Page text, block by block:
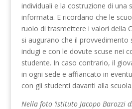
individuali e la costruzione di una
informata. E ricordano che le
ruolo di trasmettere i valori della
si augurano che il provvedimento
indugi e con le dovute scuse nei
studente. In caso contrario, il
in ogni sede e affiancato in
con gli studenti davanti alla scuola.
Nella foto ‘istituto Jacopo Barozzi